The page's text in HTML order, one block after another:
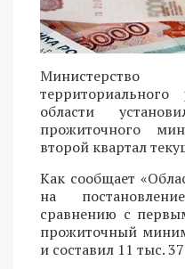
территориального
области
прожиточного
второй квартал
Как сообщает
на
сравнению с
прожиточный
и составил 11 тыс.